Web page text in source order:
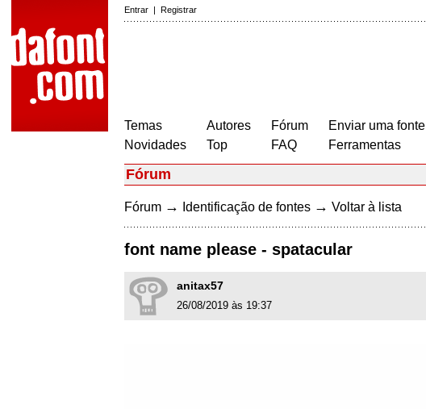
Entrar | Registrar
Temas
Novidades
Autores
Top
Fórum
FAQ
Enviar uma fonte
Ferramentas
Fórum
Fórum → Identificação de fontes → Voltar à lista
font name please - spatacular
anitax57
26/08/2019 às 19:37